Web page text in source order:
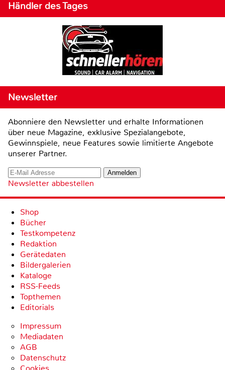
Händler des Tages
Newsletter
Abonniere den Newsletter und erhalte Informationen
über neue Magazine, exklusive Spezialangebote,
Gewinnspiele, neue Features sowie limitierte Angebote
unserer Partner.
Newsletter abbestellen
Shop
Bücher
Testkompetenz
Redaktion
Gerätedaten
Bildergalerien
Kataloge
RSS-Feeds
Topthemen
Editorials
Impressum
Mediadaten
AGB
Datenschutz